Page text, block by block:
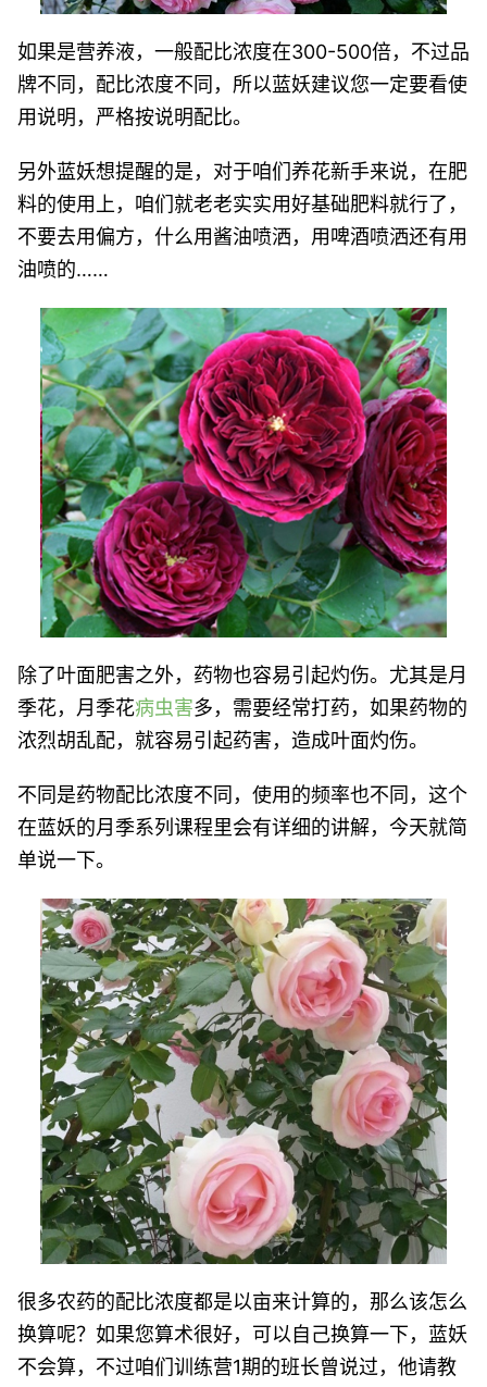
如果是营养液，一般配比浓度在300-500倍，不过品
牌不同，配比浓度不同，所以蓝妖建议您一定要看使
用说明，严格按说明配比。
另外蓝妖想提醒的是，对于咱们养花新手来说，在肥
料的使用上，咱们就老老实实用好基础肥料就行了，
不要去用偏方，什么用酱油喷洒，用啤酒喷洒还有用
油喷的……
除了叶面肥害之外，药物也容易引起灼伤。尤其是月
季花，月季花病虫害多，需要经常打药，如果药物的
浓烈胡乱配，就容易引起药害，造成叶面灼伤。
不同是药物配比浓度不同，使用的频率也不同，这个
在蓝妖的月季系列课程里会有详细的讲解，今天就简
单说一下。
很多农药的配比浓度都是以亩来计算的，那么该怎么
换算呢？如果您算术很好，可以自己换算一下，蓝妖
不会算，不过咱们训练营1期的班长曾说过，他请教